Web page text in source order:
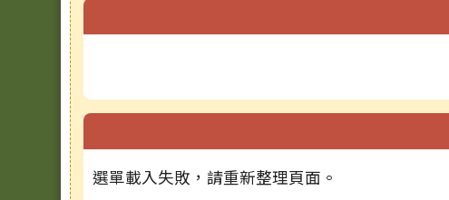
選單載入失敗，請重新整理頁面。